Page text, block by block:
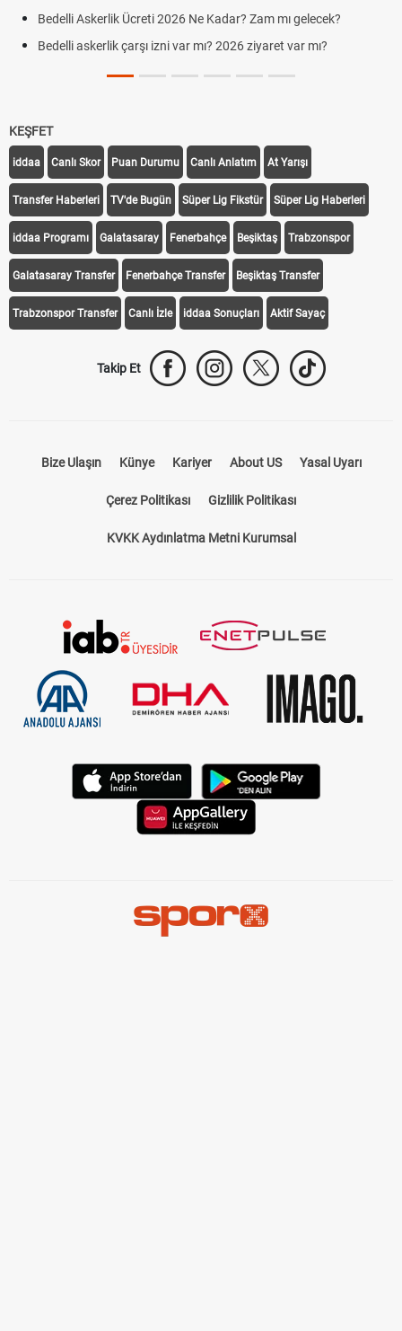
Bedelli Askerlik Ücreti 2026 Ne Kadar? Zam mı gelecek?
Bedelli askerlik çarşı izni var mı? 2026 ziyaret var mı?
KEŞFET
iddaa Canlı Skor Puan Durumu Canlı Anlatım At Yarışı
Transfer Haberleri TV'de Bugün Süper Lig Fikstür Süper Lig Haberleri
iddaa Programı Galatasaray Fenerbahçe Beşiktaş Trabzonspor
Galatasaray Transfer Fenerbahçe Transfer Beşiktaş Transfer
Trabzonspor Transfer Canlı İzle iddaa Sonuçları Aktif Sayaç
Takip Et
Bize Ulaşın Künye Kariyer About US Yasal Uyarı
Çerez Politikası Gizlilik Politikası
KVKK Aydınlatma Metni Kurumsal